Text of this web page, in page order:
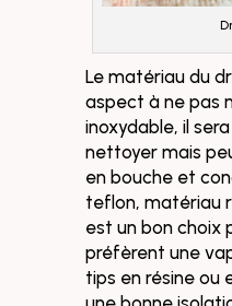
Le matériau du
aspect à ne pas
inoxydable, il
nettoyer mais
en bouche et
teflon, matériau
est un bon choix
préfèrent une
tips en résine ou